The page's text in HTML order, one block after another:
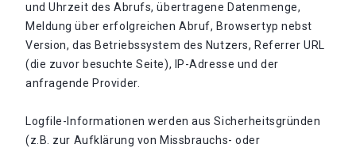
und Uhrzeit des Abrufs, übertragene Datenmenge,
Meldung über erfolgreichen Abruf, Browsertyp nebst
Version, das Betriebssystem des Nutzers, Referrer URL
(die zuvor besuchte Seite), IP-Adresse und der
anfragende Provider.
Logfile-Informationen werden aus Sicherheitsgründen
(z.B. zur Aufklärung von Missbrauchs- oder